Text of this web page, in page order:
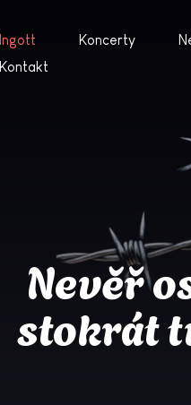
Ingott Koncerty
Kontakt
Nevěř
stokrát